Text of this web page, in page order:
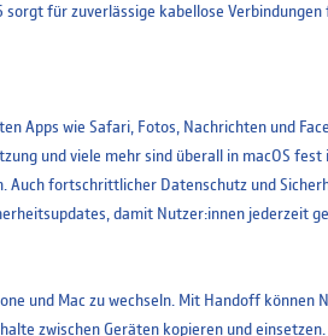
für zuverlässige kabellose
Apps wie Safari, Fotos, Nachrichten und
und viele mehr sind überall in macOS
Auch fortschrittlicher Datenschutz und
damit Nutzer:innen jederzeit
und Mac zu wechseln. Mit Handoff können
zwischen Geräten kopieren und